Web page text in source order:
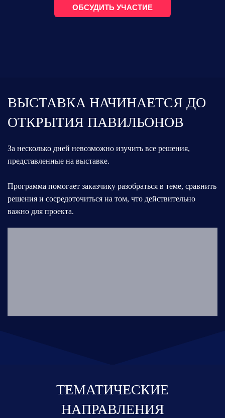
ОБСУДИТЬ УЧАСТИЕ
ВЫСТАВКА НАЧИНАЕТСЯ ДО
ОТКРЫТИЯ ПАВИЛЬОНОВ
За несколько дней невозможно изучить все решения,
представленные на выставке.
Программа помогает заказчику разобраться в теме, сравнить
решения и сосредоточиться на том, что действительно
важно для проекта.
ТЕМАТИЧЕСКИЕ
НАПРАВЛЕНИЯ